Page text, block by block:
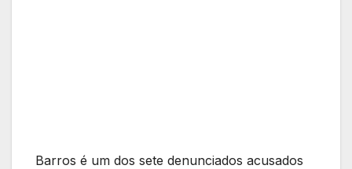
Barros é um dos sete denunciados acusados